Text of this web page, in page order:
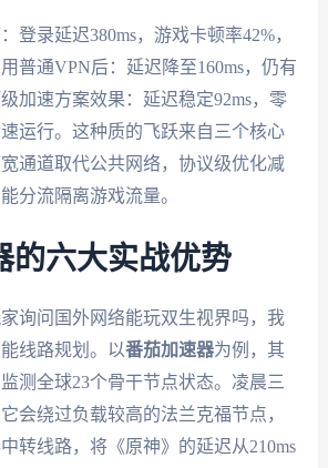
登录延迟380ms，游戏卡顿率42%，
普通VPN后：延迟降至160ms，仍有
加速方案效果：延迟稳定92ms，零
运行。这种质的飞跃来自三个核心
通道取代公共网络，协议级优化减
分流隔离游戏流量。
的六大实战优势
询问国外网络能玩双生视界吗，我
线路规划。以番茄加速器为例，其
测全球23个骨干节点状态。凌晨三
会绕过负载较高的法兰克福节点，
转线路，将《原神》的延迟从210ms